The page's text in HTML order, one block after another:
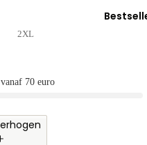
Koppel
2XL
70 euro